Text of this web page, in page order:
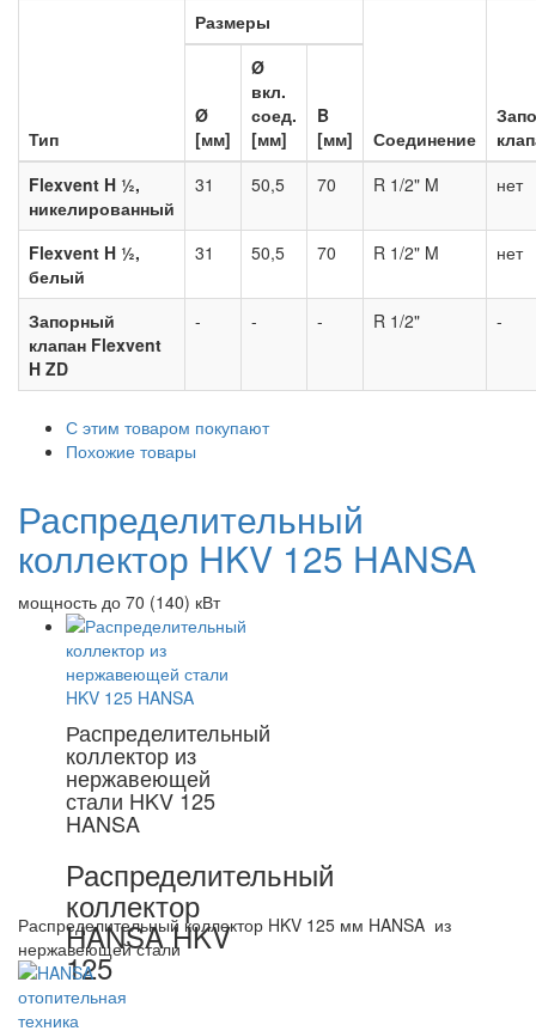
Тип
Размеры
Соединение
Ø
[мм]
Ø
вкл.
соед.
[мм]
B
[мм]
Flexvent H ½,
никелированный
31 50,5 70 R 1/2" M нет
Flexvent H ½,
белый
31 50,5 70 R 1/2" M нет
Запорный
клапан Flexvent
H ZD
- - - R 1/2" -
С этим товаром покупают
Похожие товары
Распределительный
коллектор HKV 125 HANSA
мощность до 70 (140) кВт
Распределительный
коллектор из
нержавеющей
стали HKV 125
HANSA
Распределительный
коллектор
HANSA HKV
125
Распределительный коллектор HKV 125 мм HANSA из
нержавеющей стали